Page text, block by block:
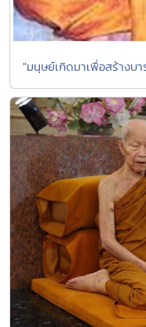
"มนุษย์เกิดมาเพื่อสร้างบ